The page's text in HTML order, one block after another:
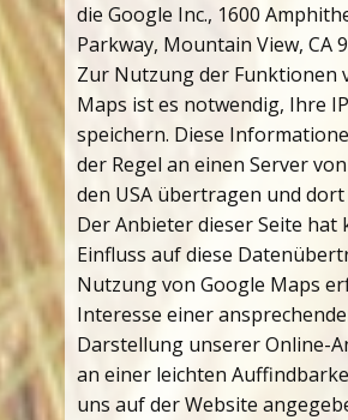
die Google Inc., 1600
Parkway, Mountain View, CA
Zur Nutzung der Funktionen
Maps ist es notwendig, Ihre
speichern. Diese
der Regel an einen Server
den USA übertragen und
Der Anbieter dieser Seite hat
Einfluss auf diese
Nutzung von Google Maps
Interesse einer
Darstellung unserer Online-
an einer leichten
uns auf der Website